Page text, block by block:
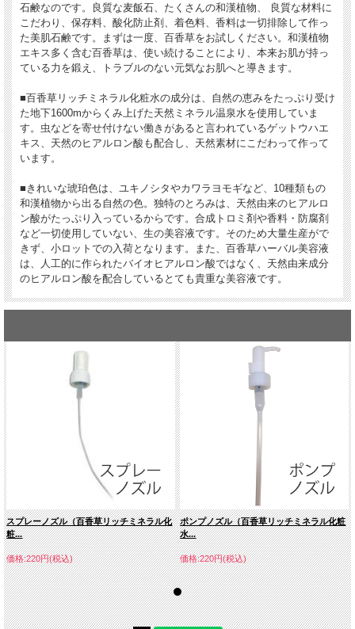
石鹸なのです。良質な麦飯石、たくさんの和漢植物、 良質な材料に
こだわり、保存料、酸化防止剤、着色料、香料は一切排除して作っ
た美肌石鹸です。まずは一度、百香草をお試しください。和漢植物
エキス多く含む百香草は、使い続けることにより、本来お肌が持っ
ている力を鍛え、トラブルのない元気なお肌へと導きます。
■百香草リッチミネラル化粧水の成分は、自然の恵みをたっぷり受け
た地下1600mからくみ上げた天然ミネラル温泉水を使用していま
す。虫などを寄せ付けない働きがあると言われているゲットウハエ
キス、天然のヒアルロン酸も配合し、天然素材にこだわって作って
います。
■きれいな琥珀色は、ユキノシタやカワラヨモギなど、10種類もの
和漢植物から出る自然の色。独特のとろみは、天然由来のヒアルロ
ン酸がたっぷり入っているからです。合成トロミ剤や香料・防腐剤
など一切使用していない、生の美容液です。そのため大量生産がで
きず、小ロットでの入荷となります。また、百香草ハーバル美容液
は、人工的に作られたバイオヒアルロン酸ではなく、天然由来成分
のヒアルロン酸を配合しているとても貴重な美容液です。
スプレーノズル（百香草リッチミネラル化
粧...
価格:220円(税込)
ポンプノズル（百香草リッチミネラル化粧
水...
価格:220円(税込)